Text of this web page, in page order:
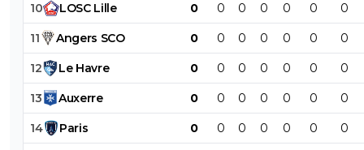
10 LOSC Lille 0 0 0 0 0 0 0
11 Angers SCO 0 0 0 0 0 0 0
12 Le Havre 0 0 0 0 0 0 0
13 Auxerre 0 0 0 0 0 0 0
14 Paris 0 0 0 0 0 0 0